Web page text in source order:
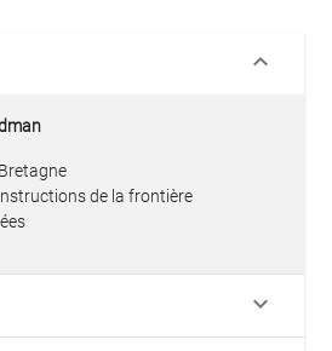
keyboard_arrow_down
de la frontière
keyboard_arrow_down